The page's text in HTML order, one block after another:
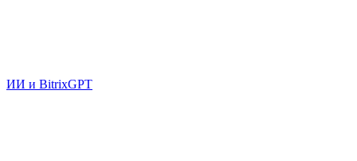
ИИ и BitrixGPT